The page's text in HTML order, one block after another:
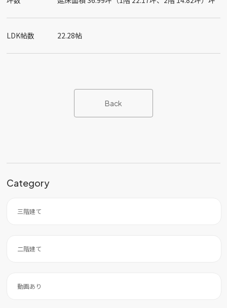
LDK帖数 22.28帖
Back
Category
三階建て
二階建て
動画あり